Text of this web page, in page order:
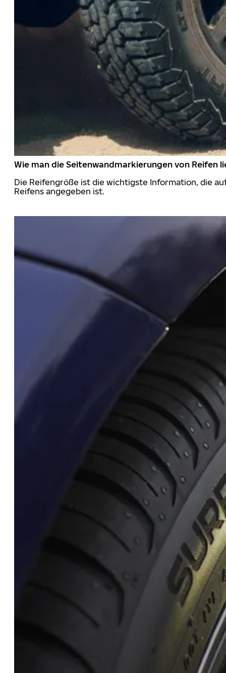
Wie man die Seitenwandmarkierungen von Reifen
Die Reifengröße ist die wichtigste Information, die
Reifens angegeben ist.